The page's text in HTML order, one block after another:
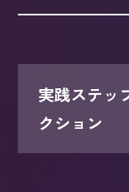
実践ステッ
クション